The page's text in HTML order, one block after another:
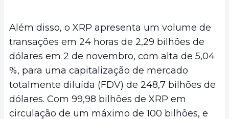
Além disso, o XRP apresenta um volume de
transações em 24 horas de 2,29 bilhões de
dólares em 2 de novembro, com alta de 5,04
%, para uma capitalização de mercado
totalmente diluída (FDV) de 248,7 bilhões de
dólares. Com 99,98 bilhões de XRP em
circulação de um máximo de 100 bilhões, e